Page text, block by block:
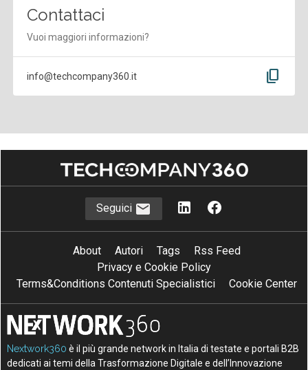
Contattaci
Vuoi maggiori informazioni?
info@techcompany360.it content_copy
Seguici
About Autori Tags
Rss Feed
Privacy e Cookie Policy
Terms&Conditions Contenuti Specialistici
Cookie Center
Nextwork360 è il più grande network in Italia di testate e portali B2B
dedicati ai temi della Trasformazione Digitale e dell’Innovazione